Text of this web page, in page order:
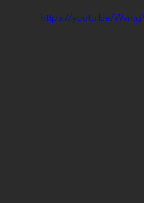
https://youtu.be/